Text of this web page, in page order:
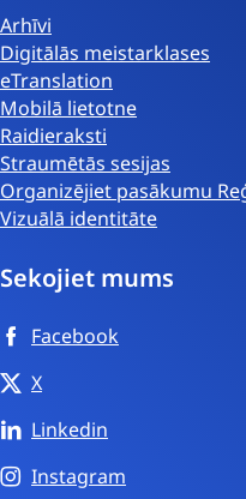
Arhīvi
Digitālās meistarklases
eTranslation
Mobilā lietotne
Raidieraksti
Straumētās sesijas
Organizējiet pasākumu
Vizuālā identitāte
Sekojiet mums
Facebook
X
Linkedin
Instagram